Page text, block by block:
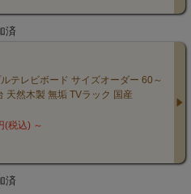
済
テレビボード サイズオーダー 60～
天然木製 無垢 TVラック 国産
(税込) ～
済